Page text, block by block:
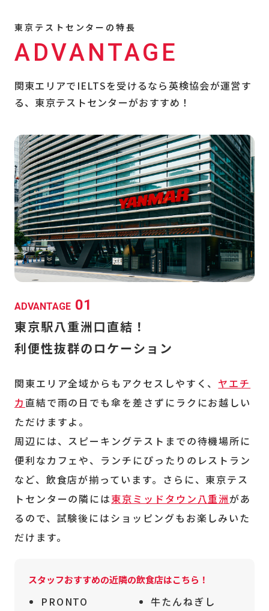
東京テストセンターの特長
ADVANTAGE
関東エリアでIELTSを受けるなら英検協会が運営す
る、東京テストセンターがおすすめ！
ADVANTAGE 01
東京駅八重洲口直結！
利便性抜群のロケーション
関東エリア全域からもアクセスしやすく、 ヤエチ
カ 直結で雨の日でも傘を差さずにラクにお越しい
ただけますよ。
周辺には、スピーキングテストまでの待機場所に
便利なカフェや、ランチにぴったりのレストラン
など、飲食店が揃っています。さらに、東京テス
トセンターの隣には東京ミッドタウン八重洲があ
るので、試験後にはショッピングもお楽しみいた
だけます。
スタッフおすすめの近隣の飲食店はこちら！
PRONTO
牛たんねぎし